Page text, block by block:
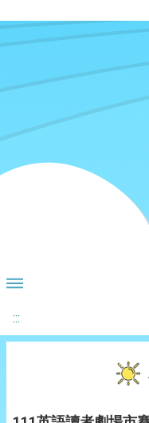
:::